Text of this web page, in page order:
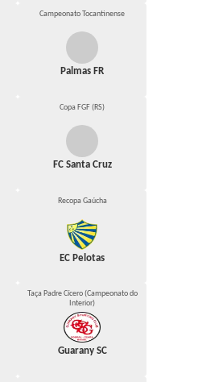
Campeonato Tocantinense
Palmas FR
Copa FGF (RS)
FC Santa Cruz
Recopa Gaúcha
EC Pelotas
Taça Padre Cícero (Campeonato do
Interior)
Guarany SC